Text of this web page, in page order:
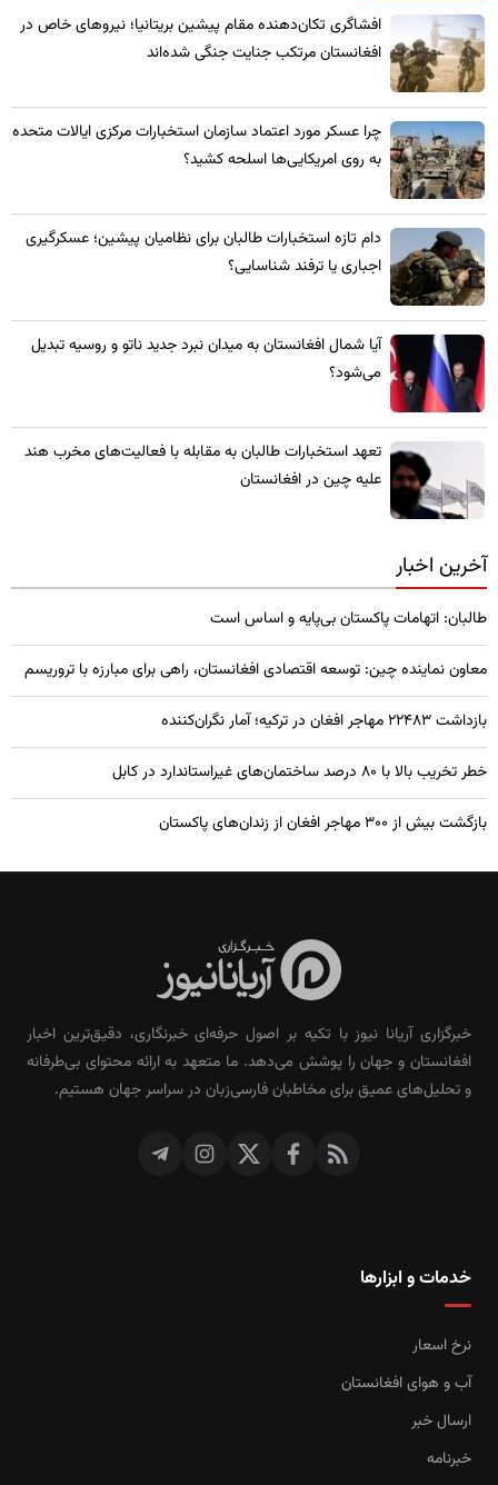
​افشاگری تکان‌دهنده مقام پیشین بریتانیا؛ نیروهای خاص در
افغانستان مرتکب جنایت جنگی شده‌اند
چرا عسکر مورد اعتماد سازمان استخبارات مرکزی ایالات متحده
به روی امریکایی‌ها اسلحه کشید؟
​دام تازه استخبارات طالبان برای نظامیان پیشین؛ عسکرگیری
اجباری یا ترفند شناسایی؟
​آیا شمال افغانستان به میدان نبرد جدید ناتو و روسیه تبدیل
می‌شود؟
تعهد استخبارات طالبان به مقابله با فعالیت‌های مخرب هند
علیه چین در افغانستان
آخرین اخبار
طالبان: اتهامات پاکستان بی‌پایه و اساس است
معاون نماینده چین: توسعه اقتصادی افغانستان، راهی برای مبارزه با تروریسم
بازداشت ۲۲۴۸۳ مهاجر افغان در ترکیه؛ آمار نگران‌کننده
خطر تخریب بالا با ۸۰ درصد ساختمان‌های غیراستاندارد در کابل
بازگشت بیش از ۳۰۰ مهاجر افغان از زندان‌های پاکستان
خبرگزاری آریانا نیوز با تکیه بر اصول حرفه‌ای خبرنگاری، دقیق‌ترین اخبار
افغانستان و جهان را پوشش می‌دهد. ما متعهد به ارائه محتوای بی‌طرفانه
و تحلیل‌های عمیق برای مخاطبان فارسی‌زبان در سراسر جهان هستیم.
خدمات و ابزارها
نرخ اسعار
آب و هوای افغانستان
ارسال خبر
خبرنامه